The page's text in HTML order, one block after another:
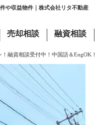
や収益物件｜株式会社リタ不動産
売却相談 融資相談
融資相談受付中！中国語＆EngOK！